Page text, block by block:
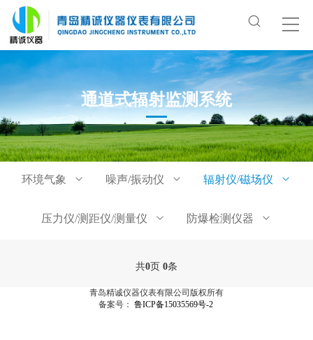
通道式辐射监测系统
环境气象 噪声/振动仪 辐射仪/磁场仪
压力仪/测距仪/测量仪 防爆检测仪器
共0页 0条
青岛精诚仪器仪表有限公司版权所有
备案号： 鲁ICP备15035569号-2